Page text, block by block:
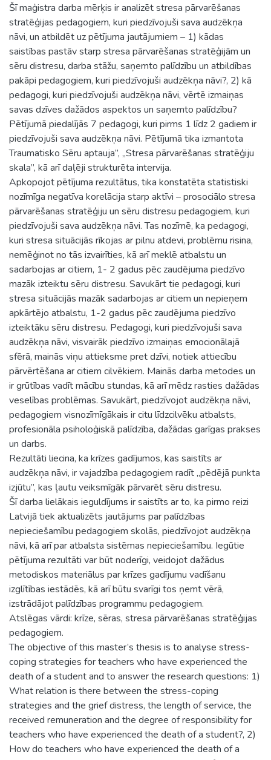
Šī maģistra darba mērķis ir analizēt stresa pārvarēšanas
stratēģijas pedagogiem, kuri piedzīvojuši sava audzēkņa
nāvi, un atbildēt uz pētījuma jautājumiem – 1) kādas
saistības pastāv starp stresa pārvarēšanas stratēģijām un
sēru distresu, darba stāžu, saņemto palīdzību un atbildības
pakāpi pedagogiem, kuri piedzīvojuši audzēkņa nāvi?, 2) kā
pedagogi, kuri piedzīvojuši audzēkņa nāvi, vērtē izmaiņas
savas dzīves dažādos aspektos un saņemto palīdzību?
Pētījumā piedalījās 7 pedagogi, kuri pirms 1 līdz 2 gadiem ir
piedzīvojuši sava audzēkņa nāvi. Pētījumā tika izmantota
Traumatisko Sēru aptauja”, „Stresa pārvarēšanas stratēģiju
skala”, kā arī daļēji strukturēta intervija.
Apkopojot pētījuma rezultātus, tika konstatēta statistiski
nozīmīga negatīva korelācija starp aktīvi – prosociālo stresa
pārvarēšanas stratēģiju un sēru distresu pedagogiem, kuri
piedzīvojuši sava audzēkņa nāvi. Tas nozīmē, ka pedagogi,
kuri stresa situācijās rīkojas ar pilnu atdevi, problēmu risina,
nemēģinot no tās izvairīties, kā arī meklē atbalstu un
sadarbojas ar citiem, 1- 2 gadus pēc zaudējuma piedzīvo
mazāk izteiktu sēru distresu. Savukārt tie pedagogi, kuri
stresa situācijās mazāk sadarbojas ar citiem un nepieņem
apkārtējo atbalstu, 1-2 gadus pēc zaudējuma piedzīvo
izteiktāku sēru distresu. Pedagogi, kuri piedzīvojuši sava
audzēkņa nāvi, visvairāk piedzīvo izmaiņas emocionālajā
sfērā, mainās viņu attieksme pret dzīvi, notiek attiecību
pārvērtēšana ar citiem cilvēkiem. Mainās darba metodes un
ir grūtības vadīt mācību stundas, kā arī mēdz rasties dažādas
veselības problēmas. Savukārt, piedzīvojot audzēkņa nāvi,
pedagogiem visnozīmīgākais ir citu līdzcilvēku atbalsts,
profesionāla psiholoģiskā palīdzība, dažādas garīgas prakses
un darbs.
Rezultāti liecina, ka krīzes gadījumos, kas saistīts ar
audzēkņa nāvi, ir vajadzība pedagogiem radīt „pēdējā punkta
izjūtu”, kas ļautu veiksmīgāk pārvarēt sēru distresu.
Šī darba lielākais ieguldījums ir saistīts ar to, ka pirmo reizi
Latvijā tiek aktualizēts jautājums par palīdzības
nepieciešamību pedagogiem skolās, piedzīvojot audzēkņa
nāvi, kā arī par atbalsta sistēmas nepieciešamību. Iegūtie
pētījuma rezultāti var būt noderīgi, veidojot dažādus
metodiskos materiālus par krīzes gadījumu vadīšanu
izglītības iestādēs, kā arī būtu svarīgi tos ņemt vērā,
izstrādājot palīdzības programmu pedagogiem.
Atslēgas vārdi: krīze, sēras, stresa pārvarēšanas stratēģijas
pedagogiem.
The objective of this master’s thesis is to analyse stress-
coping strategies for teachers who have experienced the
death of a student and to answer the research questions: 1)
What relation is there between the stress-coping
strategies and the grief distress, the length of service, the
received remuneration and the degree of responsibility for
teachers who have experienced the death of a student?, 2)
How do teachers who have experienced the death of a